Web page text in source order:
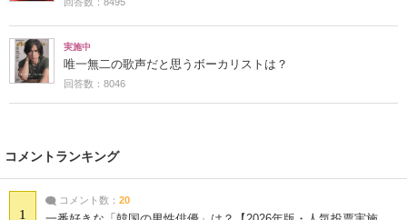
実施中
唯一無二の歌声だと思うボーカリストは？
回答数：8046
コメントランキング
1
コメント数： 20